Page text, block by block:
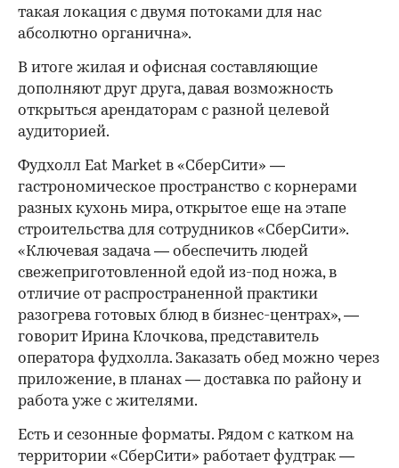
такая локация с двумя потоками для нас
абсолютно органична».
В итоге жилая и офисная составляющие
дополняют друг друга, давая возможность
открыться арендаторам с разной целевой
аудиторией.
Фудхолл Eat Market в «СберСити» —
гастрономическое пространство с корнерами
разных кухонь мира, открытое еще на этапе
строительства для сотрудников «СберСити».
«Ключевая задача — обеспечить людей
свежеприготовленной едой из-под ножа, в
отличие от распространенной практики
разогрева готовых блюд в бизнес-центрах», —
говорит Ирина Клочкова, представитель
оператора фудхолла. Заказать обед можно через
приложение, в планах — доставка по району и
работа уже с жителями.
Есть и сезонные форматы. Рядом с катком на
территории «СберСити» работает фудтрак —